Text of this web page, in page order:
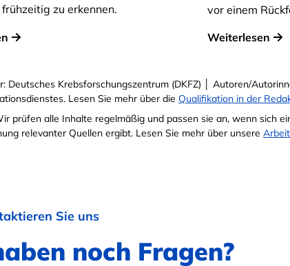
zu erkennen.
vor einem
Weiterlesen
Deutsches Krebsforschungszentrum (DKFZ) │ Autoren/
Lesen Sie mehr über die Qualifikation in der
prüfen alle Inhalte regelmäßig und passen sie an, wenn sich
relevanter Quellen ergibt. Lesen Sie mehr über unsere
Sie uns
noch Fragen?